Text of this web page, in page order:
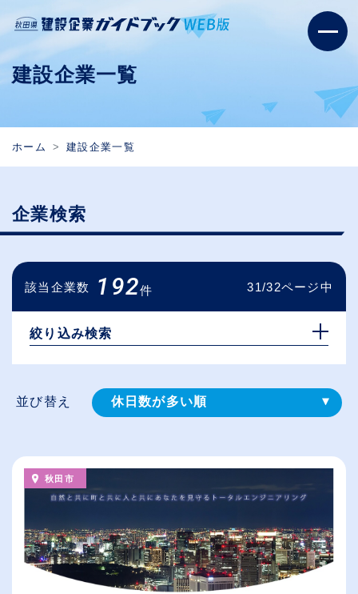
建設企業一覧
ホーム 建設企業一覧
企業検索
該当企業数 192件 31/32ページ中
絞り込み検索
並び替え 休日数が多い順
（⾼卒の給与を基準）
従業員が多い順
秋田市